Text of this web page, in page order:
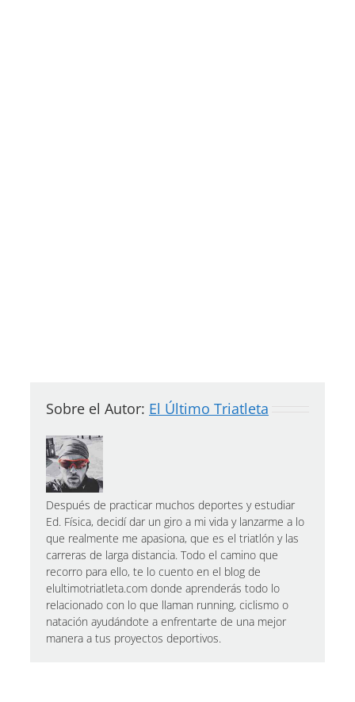
Sobre el Autor: El Último Triatleta
Después de practicar muchos deportes y estudiar
Ed. Física, decidí dar un giro a mi vida y lanzarme a lo
que realmente me apasiona, que es el triatlón y las
carreras de larga distancia. Todo el camino que
recorro para ello, te lo cuento en el blog de
elultimotriatleta.com donde aprenderás todo lo
relacionado con lo que llaman running, ciclismo o
natación ayudándote a enfrentarte de una mejor
manera a tus proyectos deportivos.